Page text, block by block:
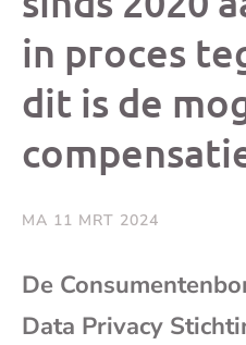
in proces
dit is de
MA 11 MRT 2024
De
Data Privacy